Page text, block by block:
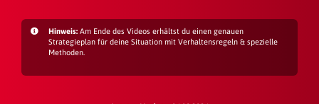
Hinweis: Am Ende des Videos erhältst du einen genauen
Strategieplan für deine Situation mit Verhaltensregeln & spezielle
Methoden.